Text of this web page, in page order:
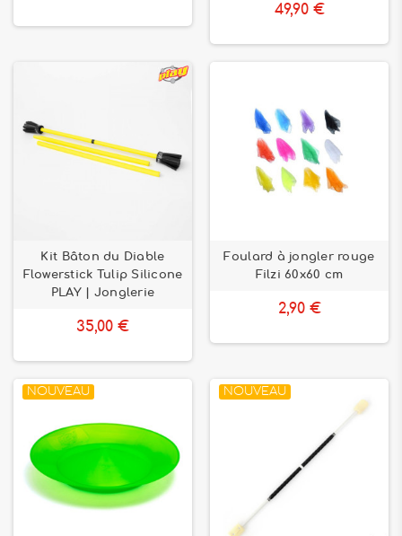
49,90 €
Kit Bâton du Diable
Flowerstick Tulip Silicone
PLAY | Jonglerie
35,00 €
Foulard à jongler rouge
Filzi 60x60 cm
2,90 €
NOUVEAU NOUVEAU